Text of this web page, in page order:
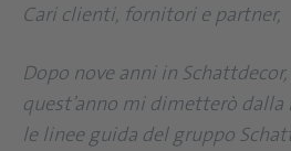
Cari clienti, fornitori e partner,
Dopo nove anni in
quest’anno mi dimetterò dalla
le linee guida del gruppo